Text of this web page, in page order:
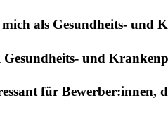
als Gesundheits- und
Gesundheits- und
für Bewerber:innen,